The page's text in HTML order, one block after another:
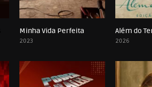
Minha Vida Perfeita
2023 2026